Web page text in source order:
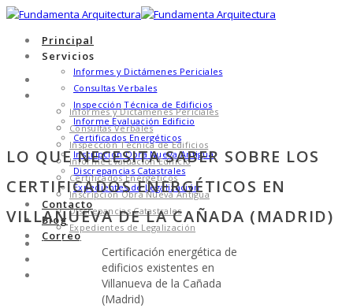
Principal
Servicios
Informes y Dictámenes Periciales
Consultas Verbales
Inspección Técnica de Edificios
Informe Evaluación Edificio
Certificados Energéticos
Inscripción Obra Nueva Antigua
Discrepancias Catastrales
Expedientes de Legalización
Contacto
Blog
Correo
Principal
Servicios
Informes y Dictámenes Periciales
Consultas Verbales
Inspección Técnica de Edificios
Informe Evaluación Edificio
Certificados Energéticos
Inscripción Obra Nueva Antigua
Discrepancias Catastrales
Expedientes de Legalización
Contacto
LO QUE NECESITA SABER SOBRE LOS
CERTIFICADOS ENERGÉTICOS EN
VILLANUEVA DE LA CAÑADA (MADRID)
Certificación energética de
edificios existentes en
Villanueva de la Cañada
(Madrid)